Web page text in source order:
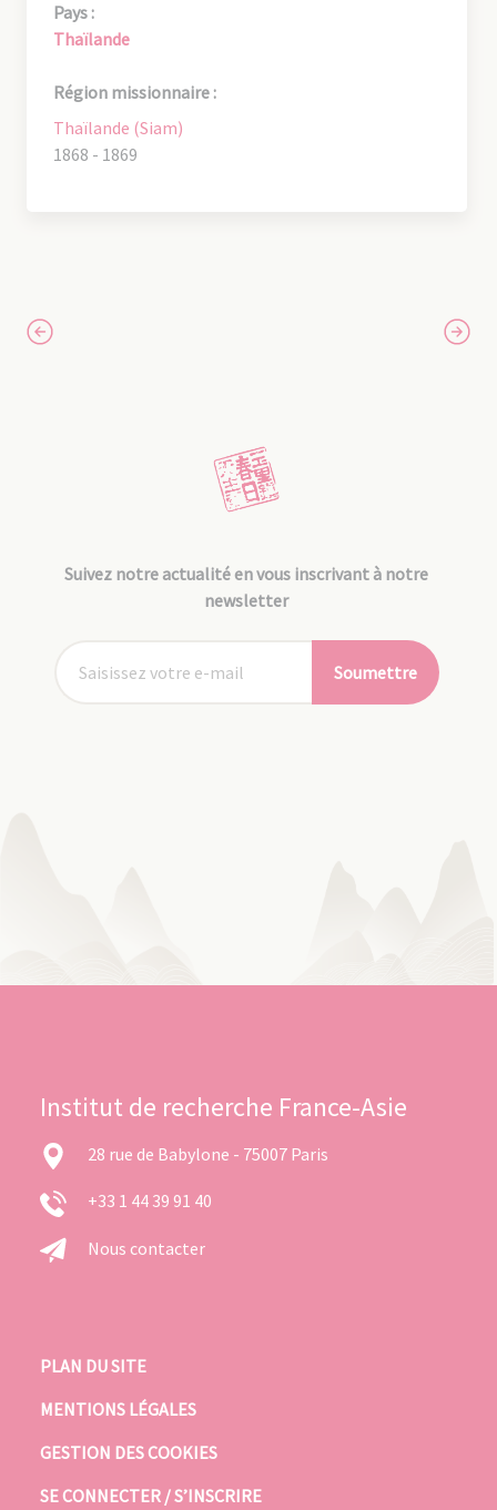
Pays :
Thaïlande
Région missionnaire :
Thaïlande (Siam)
1868 - 1869
Suivez notre actualité en vous inscrivant à notre
newsletter
Soumettre
Institut de recherche France-Asie
28 rue de Babylone - 75007 Paris
+33 1 44 39 91 40
Nous contacter
PLAN DU SITE
MENTIONS LÉGALES
GESTION DES COOKIES
SE CONNECTER / S’INSCRIRE